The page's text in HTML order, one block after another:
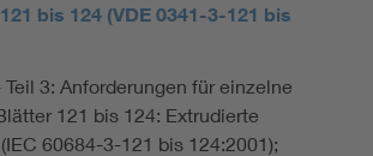
bis 124 (VDE 0341-3-121 bis
3: Anforderungen für einzelne
121 bis 124: Extrudierte
60684-3-121 bis 124:2001);